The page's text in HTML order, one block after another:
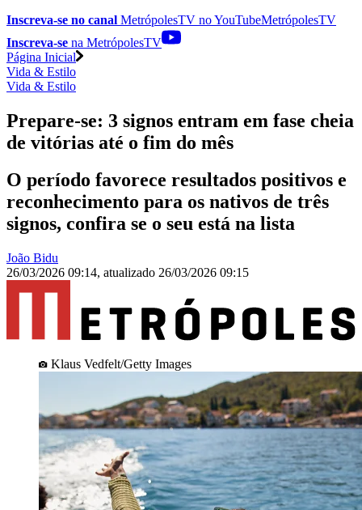
Inscreva-se no canal MetrópolesTV noYouTubeMetrópolesTV
Inscreva-se na MetrópolesTV
Página Inicial
Vida & Estilo
Vida & Estilo
Prepare-se: 3 signos entram em fase cheia
de vitórias até o fim do mês
O período favorece resultados positivos e
reconhecimento para os nativos de três
signos, confira se o seu está na lista
João Bidu
26/03/2026 09:14, atualizado 26/03/2026 09:15
Klaus Vedfelt/Getty Images